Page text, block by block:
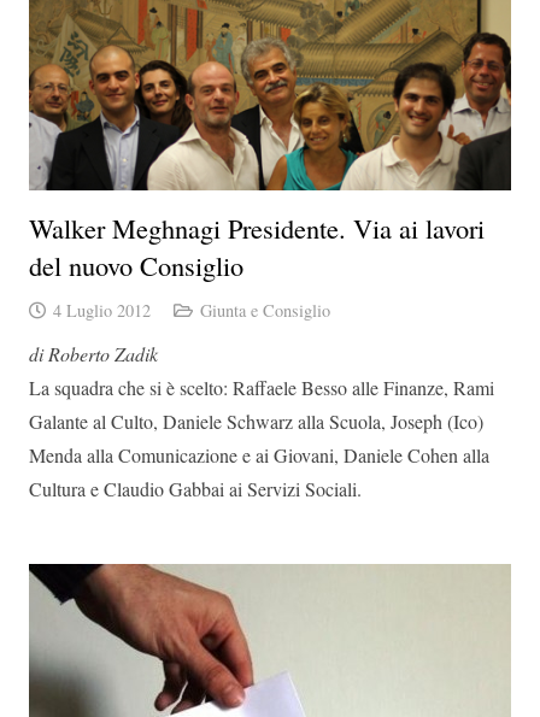
Walker Meghnagi Presidente. Via ai lavori
del nuovo Consiglio
4 Luglio 2012 Giunta e Consiglio
di Roberto Zadik
La squadra che si è scelto: Raffaele Besso alle Finanze, Rami
Galante al Culto, Daniele Schwarz alla Scuola, Joseph (Ico)
Menda alla Comunicazione e ai Giovani, Daniele Cohen alla
Cultura e Claudio Gabbai ai Servizi Sociali.